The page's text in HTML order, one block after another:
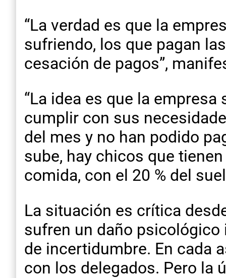
“La verdad es que la
sufriendo, los que pagan
cesación de pagos”,
“La idea es que la
cumplir con sus
del mes y no han podido
sube, hay chicos que
comida, con el 20 % del
La situación es crítica
sufren un daño psicológico
de incertidumbre. En cada
con los delegados. Pero la